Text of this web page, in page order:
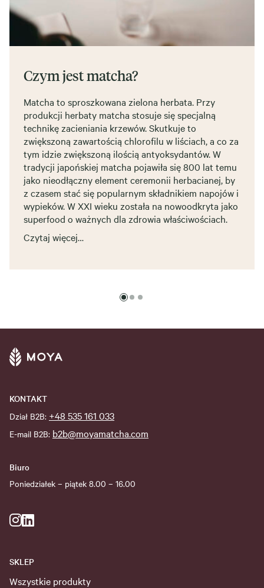
Czym jest matcha?
Matcha to sproszkowana zielona herbata. Przy
produkcji herbaty matcha stosuje się specjalną
technikę zacieniania krzewów. Skutkuje to
zwiększoną zawartością chlorofilu w liściach, a co za
tym idzie zwiększoną ilością antyoksydantów. W
tradycji japońskiej matcha pojawiła się 800 lat temu
jako nieodłączny element ceremonii herbacianej, by
z czasem stać się popularnym składnikiem napojów i
wypieków. W XXI wieku została na nowoodkryta jako
superfood o ważnych dla zdrowia właściwościach.
Czytaj więcej…
KONTAKT
Dział B2B: +48 535 161 033
E-mail B2B: b2b@moyamatcha.com
Biuro
Poniedziałek – piątek 8.00 – 16.00
SKLEP
Wszystkie produkty